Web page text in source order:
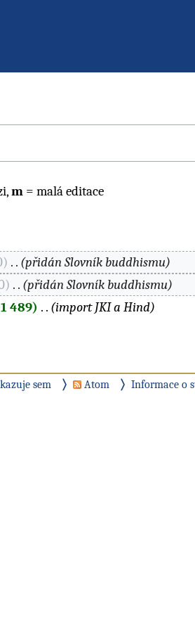
m = malá editace
přidán Slovník buddhismu
přidán Slovník buddhismu
489 import JKI a Hind
sem Atom Informace o